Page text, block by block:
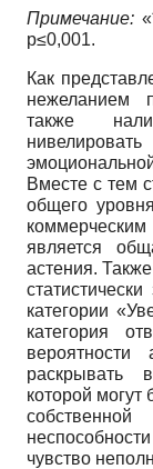
Примечание:
p≤0,001.
Как
нежеланием
также
Вместе с тем
общего
является
астения.
категории
категория
раскрывать
которой могут
чувство